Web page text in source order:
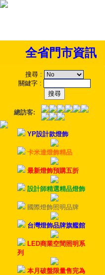
全省門市資訊
搜尋 :
關鍵字 :
總訪客:
YP設計款燈飾
卡米達燈飾精品
最新燈飾預購五折
設計師精選精品燈飾
國際燈飾照明品牌
台灣燈飾品牌旗艦館
LED商業空間照明系
列
本月破盤限量售完為